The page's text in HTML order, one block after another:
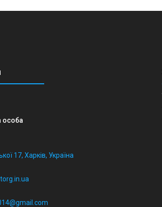
17, Харків, Україна